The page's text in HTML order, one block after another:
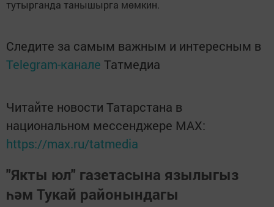
тутырганда танышырга мөмкин.
Следите за самым важным и интересным в
Telegram-канале Татмедиа
Читайте новости Татарстана в
национальном мессенджере MАХ:
https://max.ru/tatmedia
"Якты юл" газетасына язылыгыз
һәм Тукай районындагы